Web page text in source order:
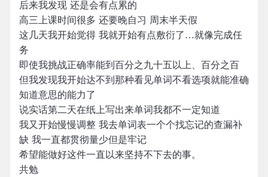
后来我发现 还是会有点累的
高三上课时间很多 还要晚自习 周末半天假
这几天我开始觉得 我就开始有点敷衍了…就像完成任
务
即使我挑战正确率能到百分之九十五以上、百分之百
但我发现我开始达不到那种看见单词不看选项就能准确
知道意思的能力了
说实话第二天在纸上写出来单词我都不一定知道
我又开始慢慢调整 我去单词表一个个找忘记的查漏补
缺 我一直都贯彻量少但是牢记
希望能做好这件一直以来坚持不下去的事。
共勉